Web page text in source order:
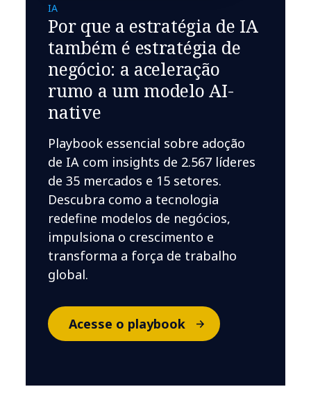
IA
Por que a estratégia de IA
também é estratégia de
negócio: a aceleração
rumo a um modelo AI-
native
Playbook essencial sobre adoção
de IA com insights de 2.567 líderes
de 35 mercados e 15 setores.
Descubra como a tecnologia
redefine modelos de negócios,
impulsiona o crescimento e
transforma a força de trabalho
global.
Acesse o playbook